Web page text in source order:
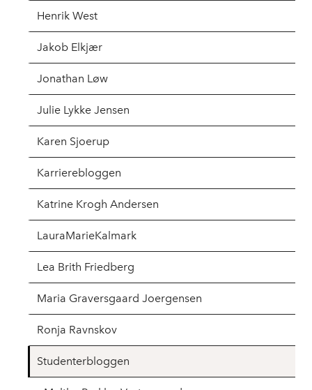
Henrik West
Jakob Elkjær
Jonathan Løw
Julie Lykke Jensen
Karen Sjoerup
Karrierebloggen
Katrine Krogh Andersen
LauraMarieKalmark
Lea Brith Friedberg
Maria Graversgaard Joergensen
Ronja Ravnskov
Studenterbloggen